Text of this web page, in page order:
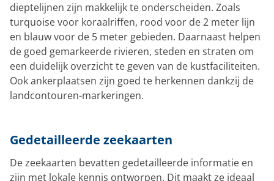
dieptelijnen zijn makkelijk te onderscheiden. Zoals
turquoise voor koraalriffen, rood voor de 2 meter lijn
en blauw voor de 5 meter gebieden. Daarnaast helpen
de goed gemarkeerde rivieren, steden en straten om
een duidelijk overzicht te geven van de kustfaciliteiten.
Ook ankerplaatsen zijn goed te herkennen dankzij de
landcontouren-markeringen.
Gedetailleerde zeekaarten
De zeekaarten bevatten gedetailleerde informatie en
zijn met lokale kennis ontworpen. Dit maakt ze ideaal